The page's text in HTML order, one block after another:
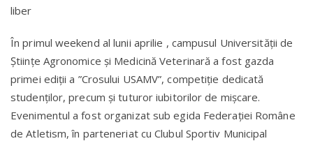
liber
În primul weekend al lunii aprilie , campusul Universității de
Științe Agronomice și Medicină Veterinară a fost gazda
primei ediții a ”Crosului USAMV”, competiție dedicată
studenților, precum și tuturor iubitorilor de mișcare.
Evenimentul a fost organizat sub egida Federației Române
de Atletism, în parteneriat cu Clubul Sportiv Municipal